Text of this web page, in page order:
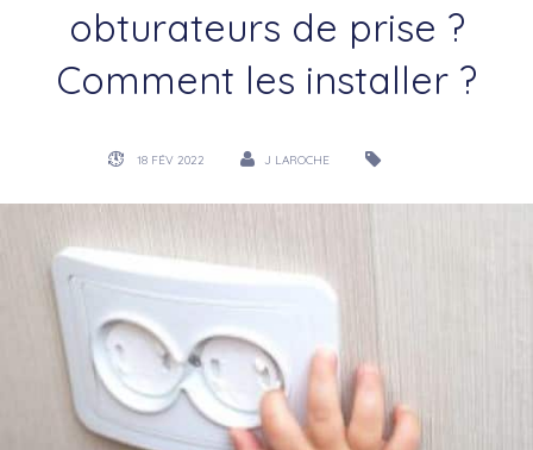
obturateurs de prise ?
Comment les installer ?
18 FÉV 2022 J LAROCHE